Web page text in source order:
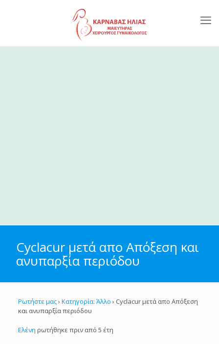
Cyclacur μετά απο Απόξεση και
ανυπαρξία περιόδου
Ρωτήστε μας› Κατηγορία: Άλλο › Cyclacur μετά απο Απόξεση
και ανυπαρξία περιόδου
Ελένη ρωτήθηκε πριν από 5 έτη